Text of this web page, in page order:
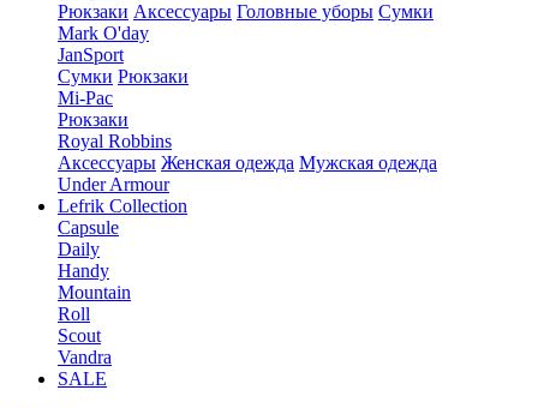
Рюкзаки Аксессуары Головные уборы Сумки
Mark O'day
JanSport
Сумки Рюкзаки
Mi-Pac
Рюкзаки
Royal Robbins
Аксессуары Женская одежда Мужская одежда
Under Armour
Lefrik Collection
Capsule
Daily
Handy
Mountain
Roll
Scout
Vandra
SALE